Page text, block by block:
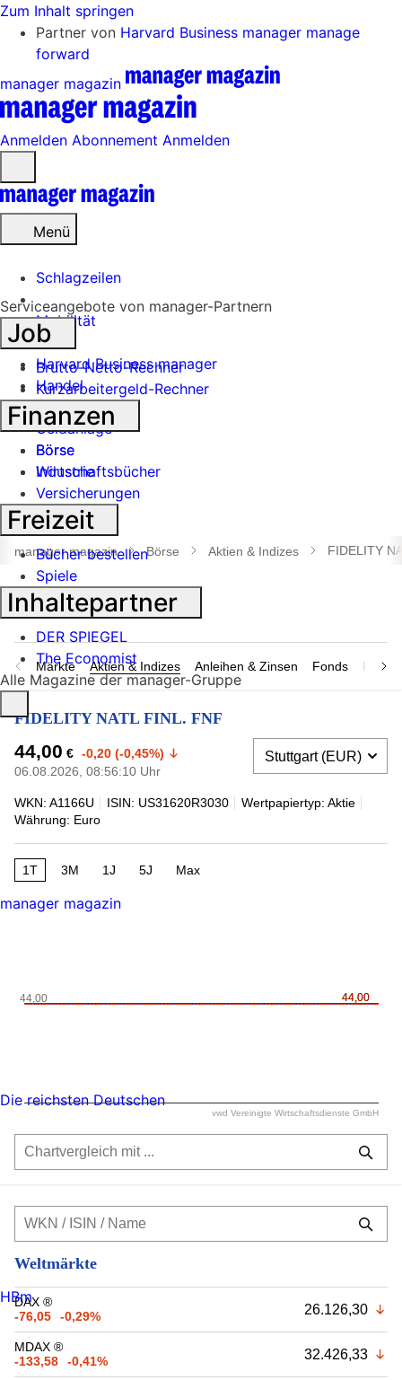
Zum Inhalt springen
Partner von Harvard Business manager manage
forward
manager magazin
Anmelden Abonnement Anmelden
öffnen
Menü
Schlagzeilen
Mobilität
Tech
Harvard Business manager
Handel
Banken
Geldanlage
Börse
Industrie
Suche
öffnen
manager magazin Börse Aktien & Indizes FIDELITY
Märkte Aktien & Indizes Anleihen & Zinsen Fonds
FIDELITY NATL FINL. FNF
44,00 € -0,20 (-0,45%)
06.08.2026, 08:56:10 Uhr
WKN: A1166U ISIN: US31620R3030
Wertpapiertyp: Aktie
Währung: Euro
1T 3M 1J 5J Max
44,00
44,00
44,00
vwd Vereinigte Wirtschaftsdienste GmbH
Weltmärkte
DAX ®
-76,05
-0,29% 26.126,30
MDAX ®
-133,58
-0,41% 32.426,33
Serviceangebote von manager-Partnern
Job
Brutto-Netto-Rechner
Kurzarbeitergeld-Rechner
Finanzen
Börse
Wirtschaftsbücher
Versicherungen
Freizeit
Bücher bestellen
Spiele
Inhaltepartner
DER SPIEGEL
The Economist
Alle Magazine der manager-Gruppe
manager magazin
Die reichsten Deutschen
HBm